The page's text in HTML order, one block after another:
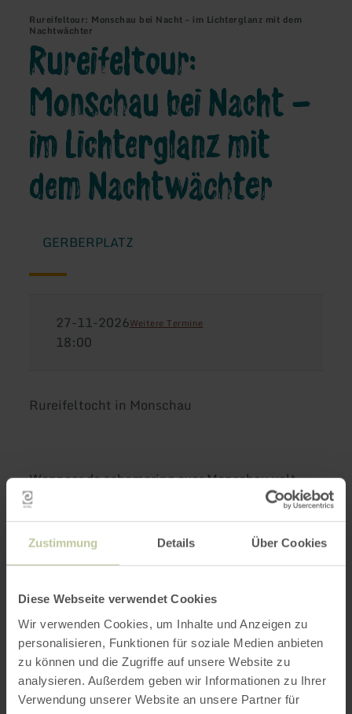
Zustimmung Details Über Cookies
Diese Webseite verwendet Cookies
Wir verwenden Cookies, um Inhalte und Anzeigen zu
personalisieren, Funktionen für soziale Medien anbieten
zu können und die Zugriffe auf unsere Website zu
analysieren. Außerdem geben wir Informationen zu Ihrer
Verwendung unserer Website an unsere Partner für
Rureifeltour: Monschau bei Nacht – im Lichterglanz mit dem
Nachtwächter
Rureifeltour:
Monschau bei Nacht –
im Lichterglanz mit
dem Nachtwächter
GERBERPLATZ
27-11-2026Weitere Termine
18:00
Rureifeltocht in Monschau
Wanneer de schemering over Monschau valt,
flikkert het lantaarnlicht in de straatjes - en de
nachtvorst roept: “Hoor je mensen en laat je
vertellen…” Vergezeld hem op zijn rondgang
eens vrolijk, altijd echt Monschau. Tijdens de
kersttijd toont de stad zich van haar mooiste
kant: Lichten weerkaatsen in de vakwerkgevels,
de geur van glühwein hangt in de lucht, en de
sfeer is gewoon bijzonder. Als afsluiting wacht
er een warme glühwein - perfect om de avond